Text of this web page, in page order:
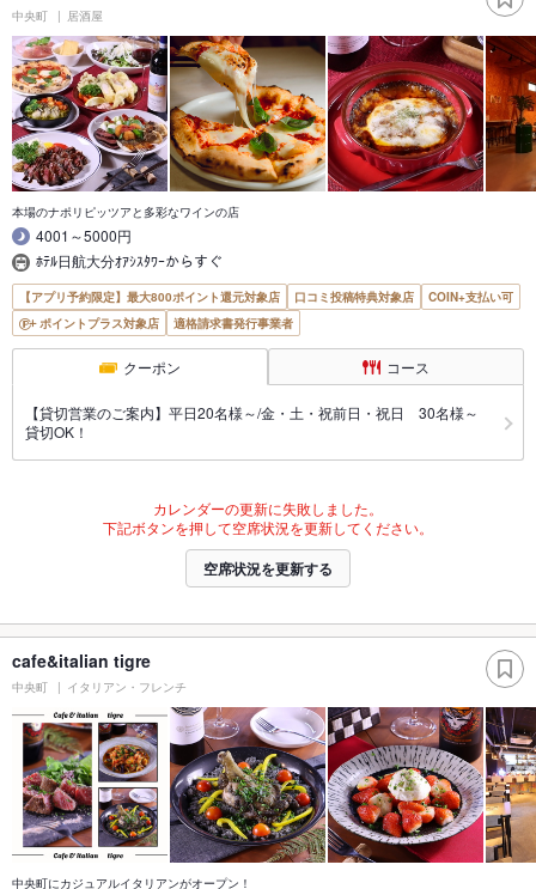
中央町 居酒屋
本場のナポリピッツアと多彩なワインの店
4001～5000円
ﾎﾃﾙ日航大分ｵｱｼｽﾀﾜｰからすぐ
【アプリ予約限定】最大800ポイント還元対象店 口コミ投稿特典対象店
COIN+支払い可
ポイントプラス対象店
適格請求書発行事業者
クーポン コース
【貸切営業のご案内】平日20名様～/金・土・祝前日・祝日 30名様～
貸切OK！
カレンダーの更新に失敗しました。
下記ボタンを押して空席状況を更新してください。
空席状況を更新する
cafe&italian tigre
中央町 イタリアン・フレンチ
中央町にカジュアルイタリアンがオープン！